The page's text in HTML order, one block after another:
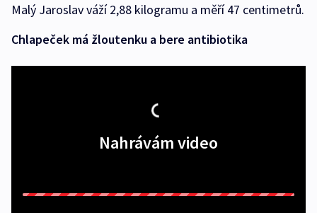
Malý Jaroslav váží 2,88 kilogramu a měří 47 centimetrů.
Chlapeček má žloutenku a bere antibiotika
Nahrávám video